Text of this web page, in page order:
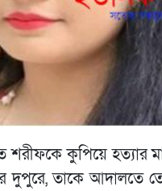
কুপিয়ে হত্যার
তাকে আদালতে